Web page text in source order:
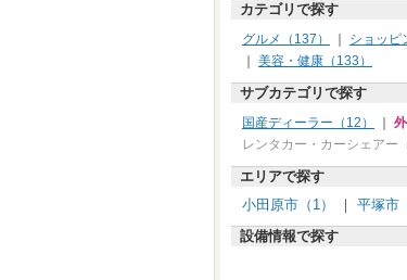
カテゴリで探す
グルメ（137） ショッピ
美容・健康（133）
サブカテゴリで探す
国産ディーラー（12）
レンタカー・カーシェアー
エリアで探す
小田原市（1）
｜ 平塚市
設備情報で探す